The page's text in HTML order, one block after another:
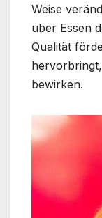
Weise
über Essen
Qualität
bewirken.